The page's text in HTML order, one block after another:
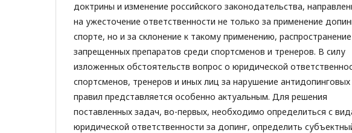
доктрины и изменение российского законодательства,
на ужесточение ответственности не только за применение
спорте, но и за склонение к такому применению, распространение
запрещенных препаратов среди спортсменов и тренеров. В силу
изложенных обстоятельств вопрос о юридической
спортсменов, тренеров и иных лиц за нарушение антидопинговых
правил представляется особенно актуальным. Для решения
поставленных задач, во-первых, необходимо определиться с
юридической ответственности за допинг, определить